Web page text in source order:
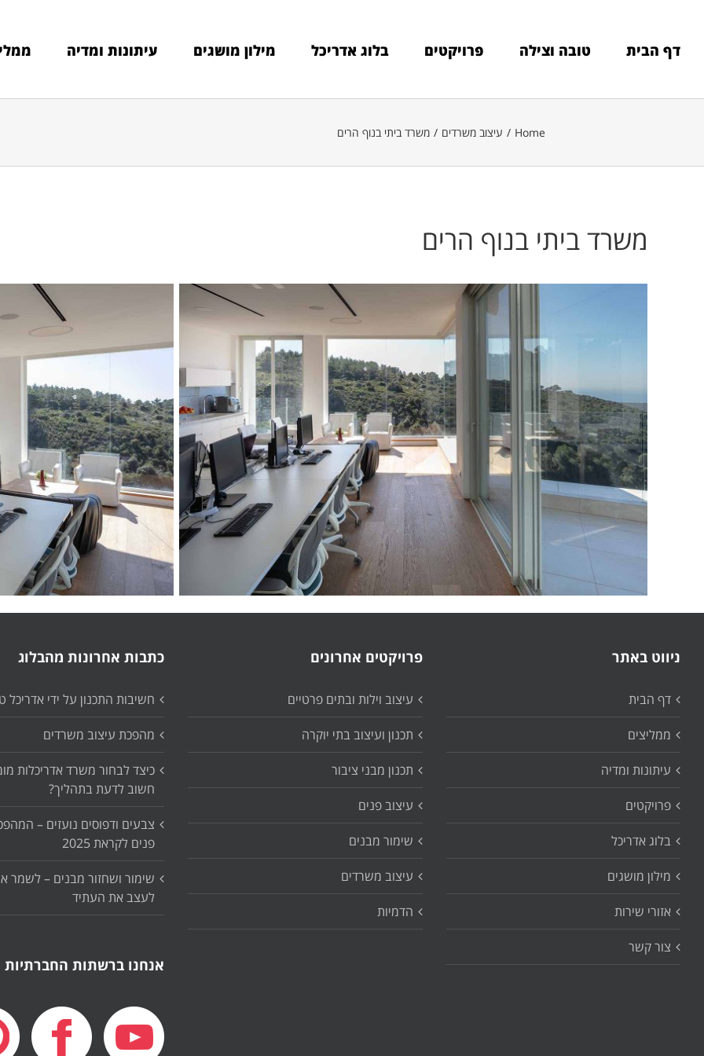
contentדף הבית טובה וצילה פרויקטים בלוג אדריכל מילון מושגים עיתונות ומדיה
Home
/ עיצוב משרדים / משרד ביתי בנוף הרים
משרד ביתי בנוף הרים
ניווט באתר
דף הבית
ממליצים
עיתונות ומדיה
פרויקטים
בלוג אדריכל
מילון מושגים
אזורי שירות
צור קשר
פרויקטים אחרונים
עיצוב וילות ובתים פרטיים
תכנון ועיצוב בתי יוקרה
תכנון מבני ציבור
עיצוב פנים
שימור מבנים
עיצוב משרדים
הדמיות
כתבות אחרונות מהבלוג
חשיבות התכנון על ידי אדריכל
מהפכת עיצוב משרדים
כיצד לבחור משרד אדריכלות
חשוב לדעת בתהליך?
צבעים ודפוסים נועזים –
פנים לקראת 2025
שימור ושחזור מבנים – לשמר
לעצב את העתיד
אנחנו ברשתות החברתיות